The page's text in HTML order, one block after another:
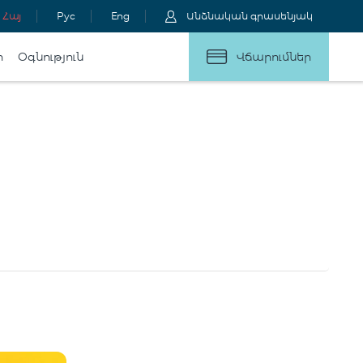
Հայ Рус Eng Անձնական գրասենյակ
Օգնություն Վճարումներ